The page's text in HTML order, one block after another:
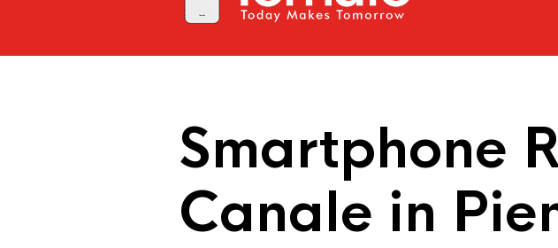
Smartphone
Canale in